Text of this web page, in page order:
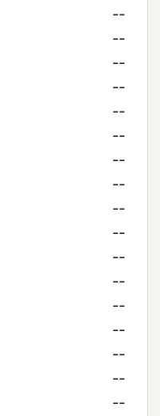
--
--
--
--
--
--
--
--
--
--
--
--
--
--
--
--
--